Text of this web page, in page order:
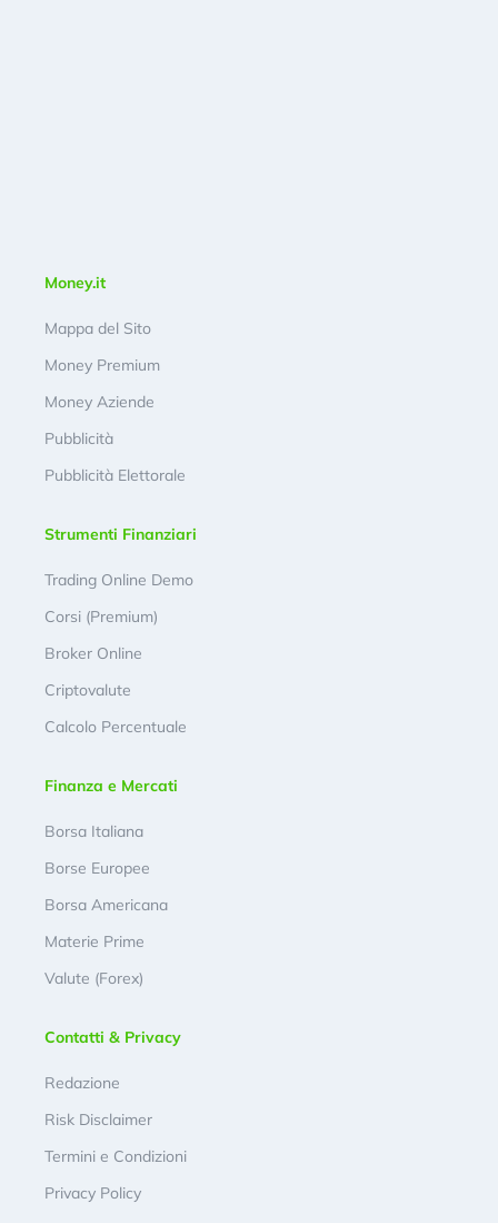
Money.it
Mappa del Sito
Money Premium
Money Aziende
Pubblicità
Pubblicità Elettorale
Strumenti Finanziari
Trading Online Demo
Corsi (Premium)
Broker Online
Criptovalute
Calcolo Percentuale
Finanza e Mercati
Borsa Italiana
Borse Europee
Borsa Americana
Materie Prime
Valute (Forex)
Contatti & Privacy
Redazione
Risk Disclaimer
Termini e Condizioni
Privacy Policy